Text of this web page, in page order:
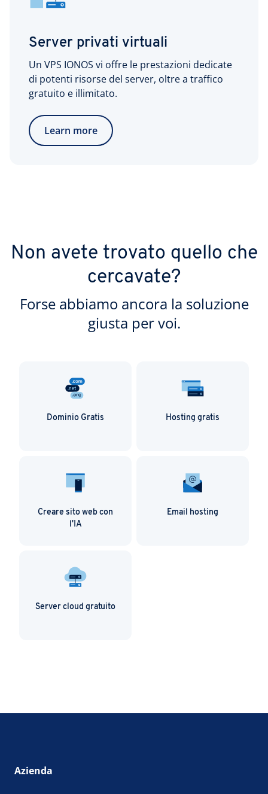
Server privati virtuali
Un VPS IONOS vi offre le prestazioni dedicate
di potenti risorse del server, oltre a traffico
gratuito e illimitato.
Learn more
Non avete trovato quello che
cercavate?
Forse abbiamo ancora la soluzione
giusta per voi.
Dominio Gratis Hosting gratis
Creare sito web con
l'IA
Email hosting
Server cloud gratuito
Azienda